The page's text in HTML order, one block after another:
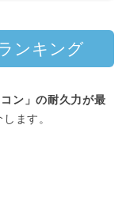
ンキング
コン」の耐久力が最
ます。